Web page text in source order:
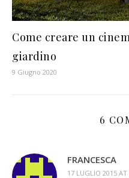
Come creare un
giardino
9 Giugno 2020
6
FRANCESCA
17 LUGLIO 2015 AT